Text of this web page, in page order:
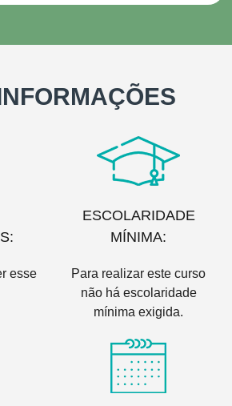
esse
ESCOLARIDADE
MÍNIMA:
Para realizar este curso
não há escolaridade
mínima exigida.